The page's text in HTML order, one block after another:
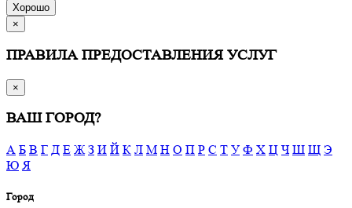
Хорошо
×
ПРАВИЛА ПРЕДОСТАВЛЕНИЯ УСЛУГ
×
ВАШ ГОРОД?
А Б В Г Д Е Ж З И Й К Л М Н О П Р С Т У Ф Х Ц Ч Ш Щ Э
Ю Я
Город